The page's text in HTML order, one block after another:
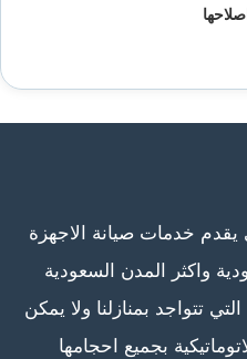
يقدم خدمات صيانة الاجهزة
واكثر المدن السعودية
تتواجد بمنازلنا ولا يمكن
بجميع احجامها